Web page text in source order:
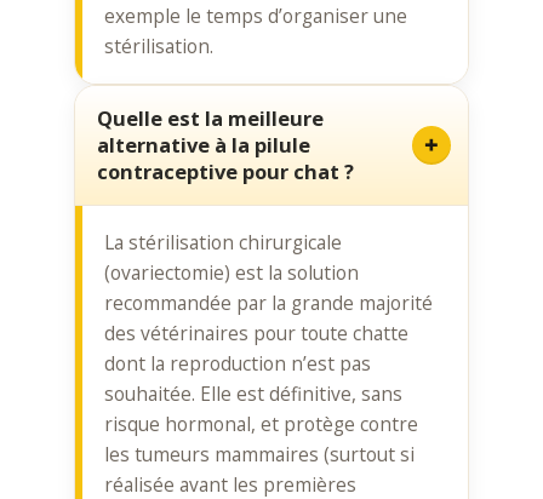
exemple le temps d’organiser une
stérilisation.
Quelle est la meilleure
alternative à la pilule
contraceptive pour chat ?
La stérilisation chirurgicale
(ovariectomie) est la solution
recommandée par la grande majorité
des vétérinaires pour toute chatte
dont la reproduction n’est pas
souhaitée. Elle est définitive, sans
risque hormonal, et protège contre
les tumeurs mammaires (surtout si
réalisée avant les premières